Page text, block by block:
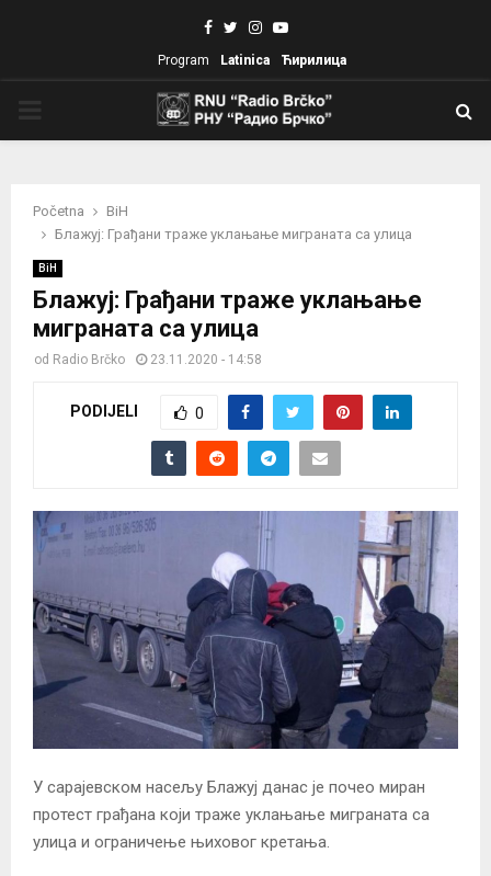
Facebook
TwitterInstagram
Youtube
Program Latinica Ћирилица
Početna
BiH
Блажуј: Грађани траже уклањање миграната са улица
BiH
Блажуј: Грађани траже уклањање
миграната са улица
od Radio Brčko 23.11.2020 - 14:58
PODIJELI 0
У сарајевском насељу Блажуј данас је почео миран
протест грађана који траже уклањање миграната са
улица и ограничење њиховог кретања.